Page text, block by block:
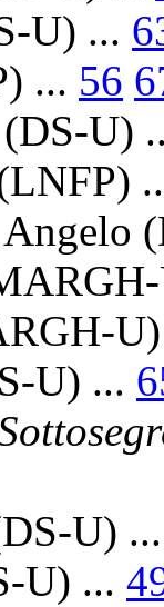
U) ...
... 56
(DS-U)
U) ...
U)
U) ...